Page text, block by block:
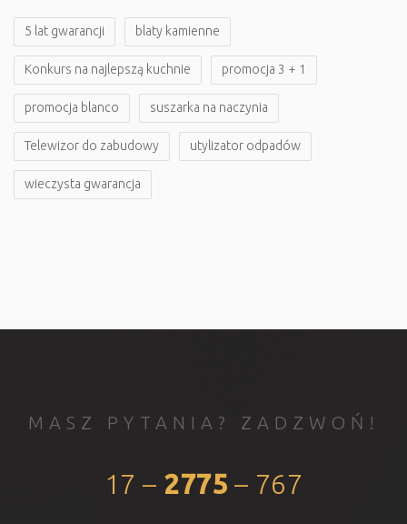
5 lat gwarancji blaty kamienne
Konkurs na najlepszą kuchnie promocja 3 + 1
promocja blanco suszarka na naczynia
Telewizor do zabudowy utylizator odpadów
wieczysta gwarancja
MASZ PYTANIA? ZADZWOŃ!
17 – 2775 – 767